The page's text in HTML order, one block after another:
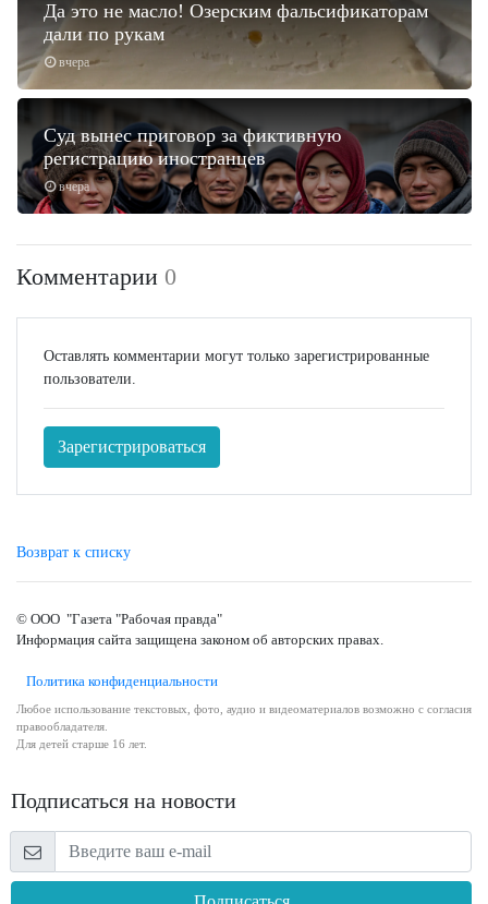
вчера
Да это не масло! Озерским фальсификаторам
дали по рукам
вчера
Суд вынес приговор за фиктивную
регистрацию иностранцев
Комментарии 0
Оставлять комментарии могут только зарегистрированные
пользователи.
Зарегистрироваться
Возврат к списку
© ООО "Газета "Рабочая правда"
Информация сайта защищена законом об авторских правах.
Политика конфиденциальности
Любое использование текстовых, фото, аудио и видеоматериалов возможно с согласия
правообладателя.
Для детей старше 16 лет.
Подписаться на новости